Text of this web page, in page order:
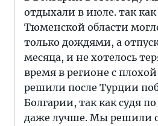
отдыхали в июле. так как
Тюменской области
только дождями, а
месяца, и не хотелось
время в регионе с
решили после Турции
Болгарии, так как судя
даже лучше. Мы решили